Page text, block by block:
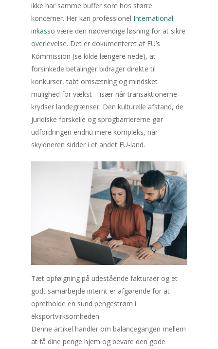
ikke har samme buffer som hos større
koncerner. Her kan professionel International
inkasso være den nødvendige løsning for at sikre
overlevelse. Det er dokumenteret af EU’s
Kommission (se kilde længere nede), at
forsinkede betalinger bidrager direkte til
konkurser, tabt omsætning og mindsket
mulighed for vækst – især når transaktionerne
krydser landegrænser. Den kulturelle afstand, de
juridiske forskelle og sprogbarriererne gør
udfordringen endnu mere kompleks, når
skyldneren sidder i et andet EU-land.
Tæt opfølgning på udestående fakturaer og et
godt samarbejde internt er afgørende for at
opretholde en sund pengestrøm i
eksportvirksomheden.
Denne artikel handler om balancegangen mellem
at få dine penge hjem og bevare den gode